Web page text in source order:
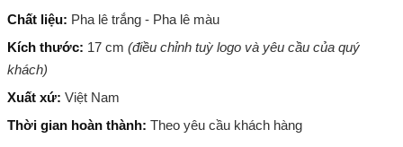
Chất liệu: Pha lê trắng - Pha lê màu
Kích thước: 17 cm (điều chỉnh tuỳ logo và yêu cầu của quý
khách)
Xuất xứ: Việt Nam
Thời gian hoàn thành: Theo yêu cầu khách hàng